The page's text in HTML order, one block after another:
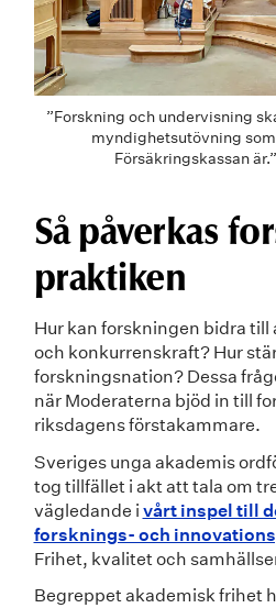
”Forskning och undervisning
myndighetsutövning
Försäkringskassan
Så påverkas
praktiken
Hur kan forskningen bidra
och konkurrenskraft? Hur
forskningsnation? Dessa
när Moderaterna bjöd in till
riksdagens förstakammare.
Sveriges unga akademis
tog tillfället i akt att tala om
vägledande i vårt inspel till
forsknings- och
Frihet, kvalitet och
Begreppet akademisk frihet